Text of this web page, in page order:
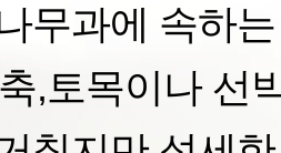
무과에 속하
,토목이나 선